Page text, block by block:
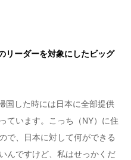
リーダーを対象にしたビッグ
国した時には日本に全部提供
ています。こっち（NY）に住
で、日本に対して何ができる
んですけど、私はせっかくだ